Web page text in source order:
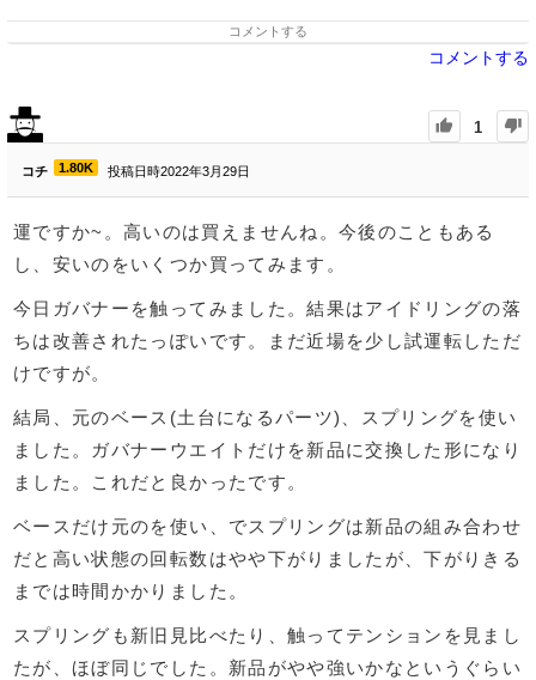
コメントする
コメントする
1
コチ 1.80K 投稿日時2022年3月29日
運ですか~。高いのは買えませんね。今後のこともある
し、安いのをいくつか買ってみます。
今日ガバナーを触ってみました。結果はアイドリングの落
ちは改善されたっぽいです。まだ近場を少し試運転しただ
けですが。
結局、元のベース(土台になるパーツ)、スプリングを使い
ました。ガバナーウエイトだけを新品に交換した形になり
ました。これだと良かったです。
ベースだけ元のを使い、でスプリングは新品の組み合わせ
だと高い状態の回転数はやや下がりましたが、下がりきる
までは時間かかりました。
スプリングも新旧見比べたり、触ってテンションを見まし
たが、ほぼ同じでした。新品がやや強いかなというぐらい